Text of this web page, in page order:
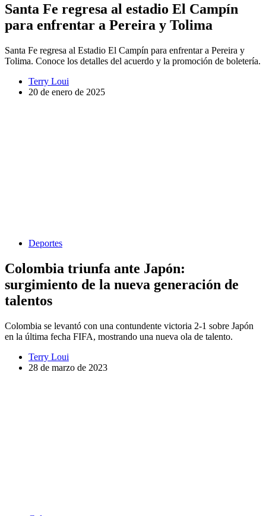
Santa Fe regresa al estadio El Campín
para enfrentar a Pereira y Tolima
Santa Fe regresa al Estadio El Campín para enfrentar a Pereira y
Tolima. Conoce los detalles del acuerdo y la promoción de boletería.
Terry Loui
20 de enero de 2025
Deportes
Colombia triunfa ante Japón:
surgimiento de la nueva generación de
talentos
Colombia se levantó con una contundente victoria 2-1 sobre Japón
en la última fecha FIFA, mostrando una nueva ola de talento.
Terry Loui
28 de marzo de 2023